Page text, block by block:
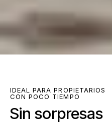
IDEAL PARA PROPIETARIOS
CON POCO TIEMPO
Sin sorpresas